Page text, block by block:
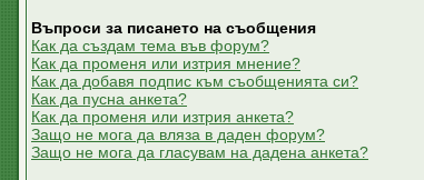
Въпроси за писането на съобщения
Как да създам тема във форум?
Как да променя или изтрия мнение?
Как да добавя подпис към съобщенията си?
Как да пусна анкета?
Как да променя или изтрия анкета?
Защо не мога да вляза в даден форум?
Защо не мога да гласувам на дадена анкета?